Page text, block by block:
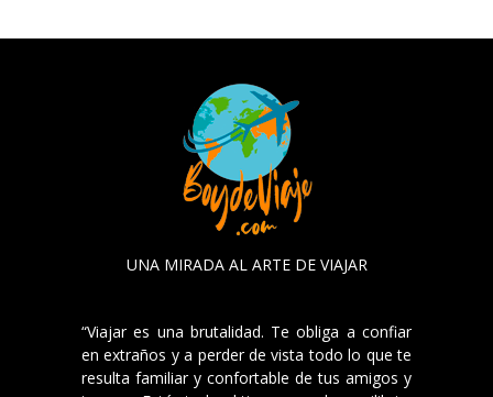
UNA MIRADA AL ARTE DE VIAJAR
“Viajar es una brutalidad. Te obliga a confiar
en extraños y a perder de vista todo lo que te
resulta familiar y confortable de tus amigos y